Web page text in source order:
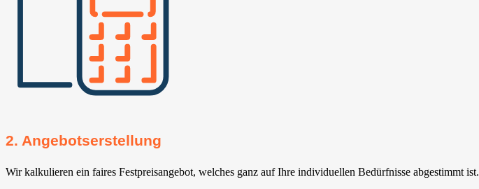
2. Angebotserstellung
Wir kalkulieren ein faires Festpreisangebot, welches ganz auf Ihre individuellen Bedürfnisse abgestimmt ist.